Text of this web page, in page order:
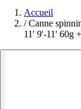
Accueil
/ Canne
11' 9'-11' 60g